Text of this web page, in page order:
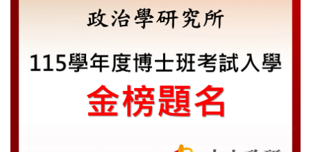
可跨學期累計，當學期（以學期考試結束為截止日）累計微學
分課程達 18 小時以上者，可取得「微學分（學年-學期）」之
學分）。 學生每學期至多採計 1 學分，碩士班學生計入畢業學
分數至多 2 學分，相同課程不得重複申請，且不得因 修習微學
分課程申請延長修業年限。 中山大學微學分實施要點 中山大學
（一）、（二），可選修以湊足3學分。 3.若對本課程有任何疑